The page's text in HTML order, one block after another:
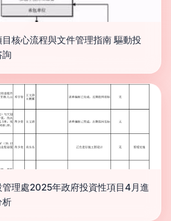
核心流程與文件管理指南 驅動投
詢
理處2025年政府投資性項目4月進
析